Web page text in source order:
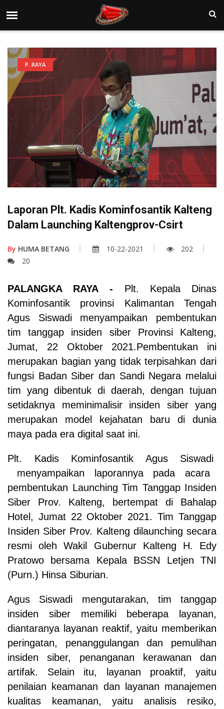
P. RAYA
Laporan Plt. Kadis Kominfosantik Kalteng
Dalam Launching Kaltengprov-Csirt
By HUMA BETANG 10-22-2021
202
20
PALANGKA RAYA - Plt. Kepala Dinas
Kominfosantik provinsi Kalimantan Tengah
Agus Siswadi menyampaikan pembentukan
tim tanggap insiden siber Provinsi Kalteng,
Jumat, 22 Oktober 2021.Pembentukan ini
merupakan bagian yang tidak terpisahkan dari
fungsi Badan Siber dan Sandi Negara melalui
tim yang dibentuk di daerah, dengan tujuan
setidaknya meminimalisir insiden siber yang
merupakan model kejahatan baru di dunia
maya pada era digital saat ini.
Plt. Kadis Kominfosantik Agus Siswadi
menyampaikan laporannya pada acara
pembentukan Launching Tim Tanggap Insiden
Siber Prov. Kalteng, bertempat di Bahalap
Hotel, Jumat 22 Oktober 2021.Tim Tanggap
Insiden Siber Prov. Kalteng dilaunching secara
resmi oleh Wakil Gubernur Kalteng H. Edy
Pratowo bersama Kepala BSSN Letjen TNI
(Purn.) Hinsa Siburian.
Agus Siswadi mengutarakan, tim tanggap
insiden siber memiliki beberapa layanan,
diantaranya layanan reaktif, yaitu memberikan
peringatan, penanggulangan dan pemulihan
insiden siber, penanganan kerawanan dan
artifak. Selain itu, layanan proaktif, yaitu
penilaian keamanan dan layanan manajemen
kualitas keamanan, yaitu analisis resiko,